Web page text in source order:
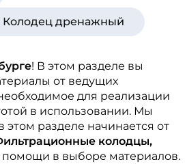
Колодец дренажный
! В этом разделе вы
от ведущих
для реализации
в использовании. Мы
разделе начинается от
колодцы,
помощи в выборе материалов.